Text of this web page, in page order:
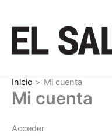
contenido
Inicio Mi cuenta
Mi cuenta
Acceder